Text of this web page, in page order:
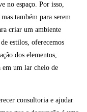
no espaço. Por isso,
também para serem
criar um ambiente
estilos, oferecemos
dos elementos,
em um lar cheio de
consultoria e ajudar